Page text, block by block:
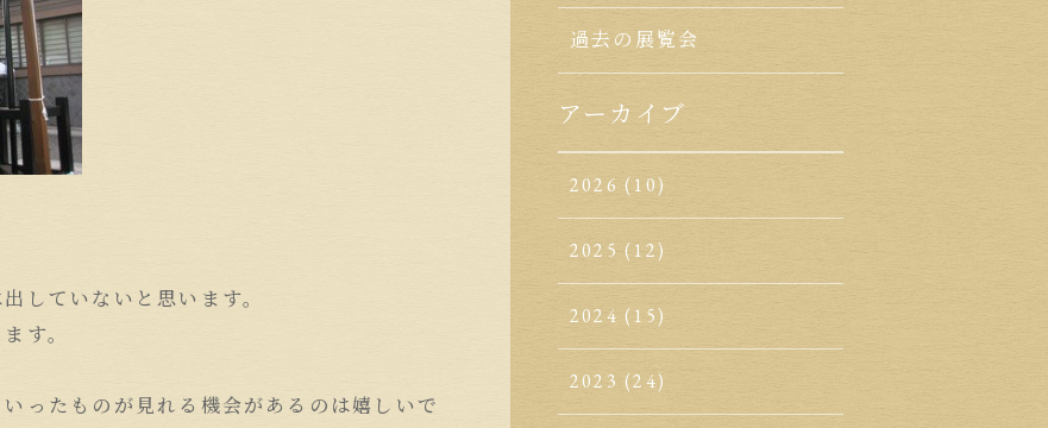
していないと思います。
す。
ったものが見れる機会があるのは嬉しいで
過去の展覧会
アーカイブ
2026 (10)
2025 (12)
2024 (15)
2023 (24)